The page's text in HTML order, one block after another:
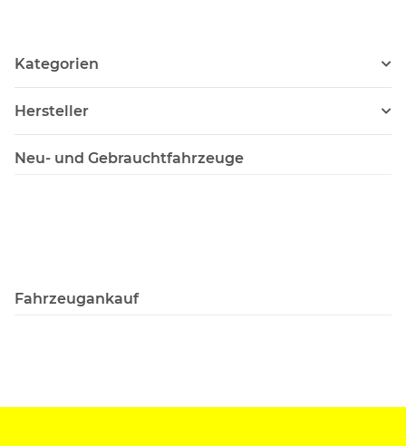
Kategorien
Hersteller
Neu- und Gebrauchtfahrzeuge
Fahrzeugankauf